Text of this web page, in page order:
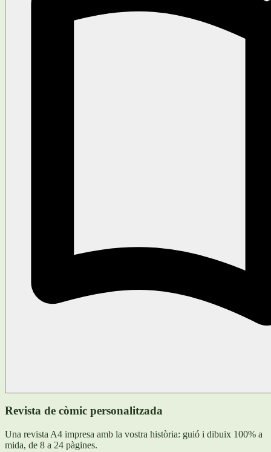
Revista de còmic personalitzada
Una revista A4 impresa amb la vostra història: guió i dibuix 100% a
mida, de 8 a 24 pàgines.